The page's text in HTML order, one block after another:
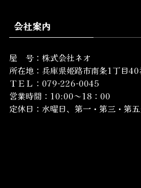
会社案内
屋 号：株式会社ネオ
所在地： 兵庫県姫路市南条1丁目
ＴＥＬ：079-226-0045
営業時間：10:00～18：00
定休日：水曜日、第一・第三・第